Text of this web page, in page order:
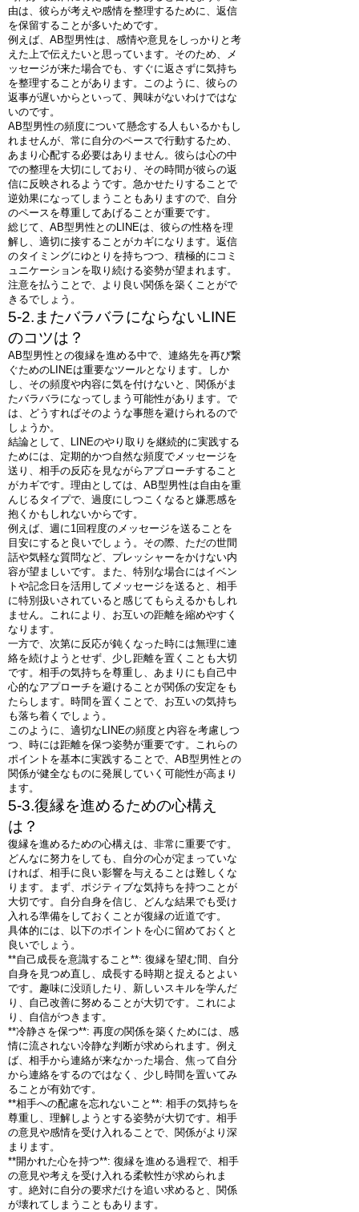
由は、彼らが考えや感情を整理するために、返信
を保留することが多いためです。
例えば、AB型男性は、感情や意見をしっかりと考
えた上で伝えたいと思っています。そのため、メ
ッセージが来た場合でも、すぐに返さずに気持ち
を整理することがあります。このように、彼らの
返事が遅いからといって、興味がないわけではな
いのです。
AB型男性の頻度について懸念する人もいるかもし
れませんが、常に自分のペースで行動するため、
あまり心配する必要はありません。彼らは心の中
での整理を大切にしており、その時間が彼らの返
信に反映されるようです。急かせたりすることで
逆効果になってしまうこともありますので、自分
のペースを尊重してあげることが重要です。
総じて、AB型男性とのLINEは、彼らの性格を理
解し、適切に接することがカギになります。返信
のタイミングにゆとりを持ちつつ、積極的にコミ
ュニケーションを取り続ける姿勢が望まれます。
注意を払うことで、より良い関係を築くことがで
きるでしょう。
5-2.またバラバラにならないLINE
のコツは？
AB型男性との復縁を進める中で、連絡先を再び繋
ぐためのLINEは重要なツールとなります。しか
し、その頻度や内容に気を付けないと、関係がま
たバラバラになってしまう可能性があります。で
は、どうすればそのような事態を避けられるので
しょうか。
結論として、LINEのやり取りを継続的に実践する
ためには、定期的かつ自然な頻度でメッセージを
送り、相手の反応を見ながらアプローチすること
がカギです。理由としては、AB型男性は自由を重
んじるタイプで、過度にしつこくなると嫌悪感を
抱くかもしれないからです。
例えば、週に1回程度のメッセージを送ることを
目安にすると良いでしょう。その際、ただの世間
話や気軽な質問など、プレッシャーをかけない内
容が望ましいです。また、特別な場合にはイベン
トや記念日を活用してメッセージを送ると、相手
に特別扱いされていると感じてもらえるかもしれ
ません。これにより、お互いの距離を縮めやすく
なります。
一方で、次第に反応が鈍くなった時には無理に連
絡を続けようとせず、少し距離を置くことも大切
です。相手の気持ちを尊重し、あまりにも自己中
心的なアプローチを避けることが関係の安定をも
たらします。時間を置くことで、お互いの気持ち
も落ち着くでしょう。
このように、適切なLINEの頻度と内容を考慮しつ
つ、時には距離を保つ姿勢が重要です。これらの
ポイントを基本に実践することで、AB型男性との
関係が健全なものに発展していく可能性が高まり
ます。
5-3.復縁を進めるための心構え
は？
復縁を進めるための心構えは、非常に重要です。
どんなに努力をしても、自分の心が定まっていな
ければ、相手に良い影響を与えることは難しくな
ります。まず、ポジティブな気持ちを持つことが
大切です。自分自身を信じ、どんな結果でも受け
入れる準備をしておくことが復縁の近道です。
具体的には、以下のポイントを心に留めておくと
良いでしょう。
**自己成長を意識すること**: 復縁を望む間、自分
自身を見つめ直し、成長する時期と捉えるとよい
です。趣味に没頭したり、新しいスキルを学んだ
り、自己改善に努めることが大切です。これによ
り、自信がつきます。
**冷静さを保つ**: 再度の関係を築くためには、感
情に流されない冷静な判断が求められます。例え
ば、相手から連絡が来なかった場合、焦って自分
から連絡をするのではなく、少し時間を置いてみ
ることが有効です。
**相手への配慮を忘れないこと**: 相手の気持ちを
尊重し、理解しようとする姿勢が大切です。相手
の意見や感情を受け入れることで、関係がより深
まります。
**開かれた心を持つ**: 復縁を進める過程で、相手
の意見や考えを受け入れる柔軟性が求められま
す。絶対に自分の要求だけを追い求めると、関係
が壊れてしまうこともあります。